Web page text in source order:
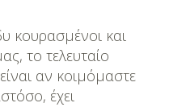
κουρασμένοι και
το τελευταίο
αν κοιμόμαστε
έχει